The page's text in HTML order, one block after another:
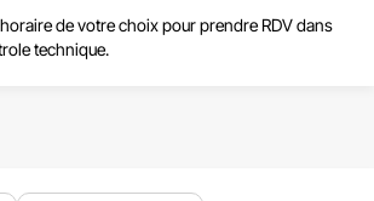
de votre choix pour prendre RDV dans
technique.